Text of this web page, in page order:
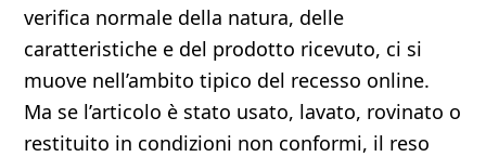
verifica normale della natura, delle
caratteristiche e del prodotto ricevuto, ci si
muove nell’ambito tipico del recesso online.
Ma se l’articolo è stato usato, lavato, rovinato o
restituito in condizioni non conformi, il reso